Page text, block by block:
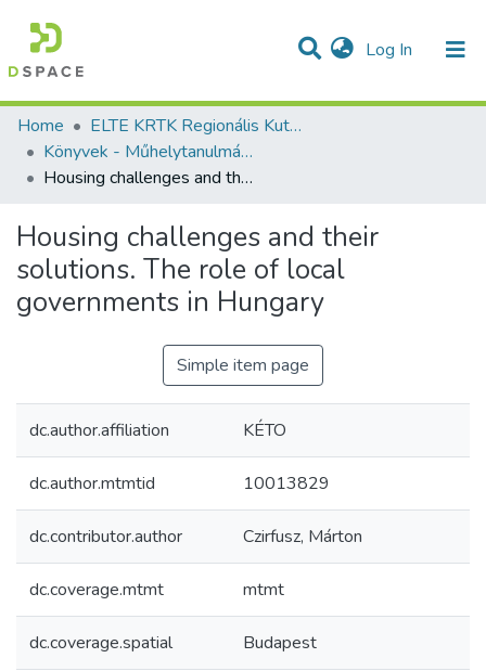
Log In (current)
Communities & Collections
Statistics
All of DSpace
Home
ELTE KRTK Regionális Kutatások Intézete
Könyvek - Műhelytanulmányok (Working Papers) - idegen nyelvű (RKI)
Housing challenges and their solutions. The role of local governments in Hungary
Housing challenges and their
solutions. The role of local
governments in Hungary
Simple item page
dc.author.affiliation KÉTO
dc.author.mtmtid 10013829
dc.contributor.author Czirfusz, Márton
dc.coverage.mtmt mtmt
dc.coverage.spatial Budapest